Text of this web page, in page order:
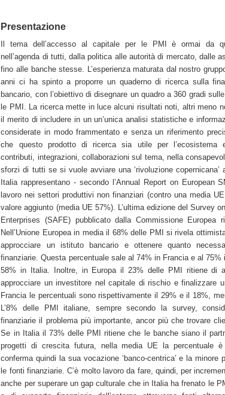
Presentazione
Il tema dell’accesso al capitale per le PMI è ormai da
nell’agenda di tutti, dalla politica alle autorità di mercato, dalle
fino alle banche stesse. L’esperienza maturata dal nostro
anni ci ha spinto a proporre un quaderno di ricerca sulla
bancario, con l’obiettivo di disegnare un quadro a 360 gradi
le PMI. La ricerca mette in luce alcuni risultati noti, altri meno
il merito di includere in un un’unica analisi statistiche e
considerate in modo frammentato e senza un riferimento
che questo prodotto di ricerca sia utile per l’ecosistema
contributi, integrazioni, collaborazioni sul tema, nella
sforzi di tutti se si vuole avviare una ‘rivoluzione
Italia rappresentano - secondo l’Annual Report on European
lavoro nei settori produttivi non finanziari (contro una media
valore aggiunto (media UE 57%). L’ultima edizione del Survey
Enterprises (SAFE) pubblicato dalla Commissione Europea
Nell’Unione Europea in media il 68% delle PMI si rivela
approcciare un istituto bancario e ottenere quanto
finanziarie. Questa percentuale sale al 74% in Francia e al 75%
58% in Italia. Inoltre, in Europa il 23% delle PMI ritiene di
approcciare un investitore nel capitale di rischio e finalizzare
Francia le percentuali sono rispettivamente il 29% e il 18%,
L’8% delle PMI italiane, sempre secondo la survey,
finanziarie il problema più importante, ancor più che trovare
Se in Italia il 73% delle PMI ritiene che le banche siano il
progetti di crescita futura, nella media UE la percentuale
conferma quindi la sua vocazione ‘banco-centrica’ e la minore
le fonti finanziarie. C’è molto lavoro da fare, quindi, per
anche per superare un gap culturale che in Italia ha frenato le